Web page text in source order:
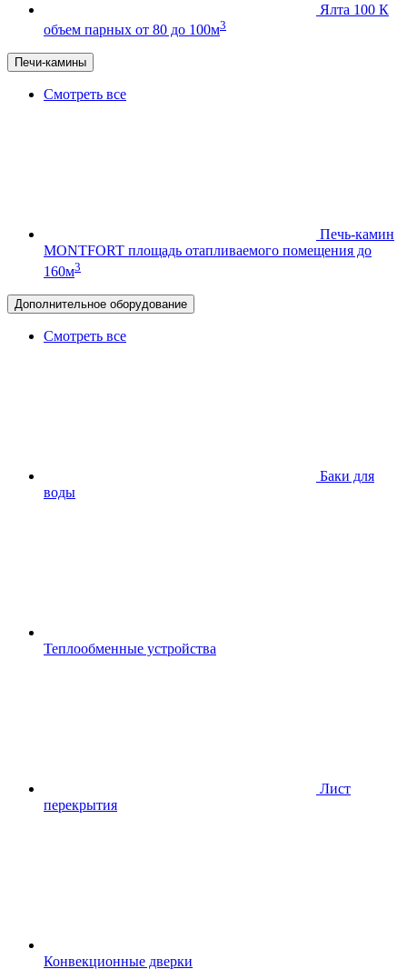
Ялта 100 К
объем парных от 80 до 100м3
Печи-камины
Смотреть все
Печь-камин
MONTFORT площадь отапливаемого помещения до
160м3
Дополнительное оборудование
Смотреть все
Баки для
воды
Теплообменные устройства
Лист
перекрытия
Конвекционные дверки